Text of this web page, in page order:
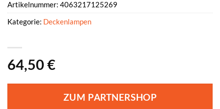
64,50 €
ZUM PARTNERSHOP
Artikelnummer: 4063217125269
Kategorie: Deckenlampen